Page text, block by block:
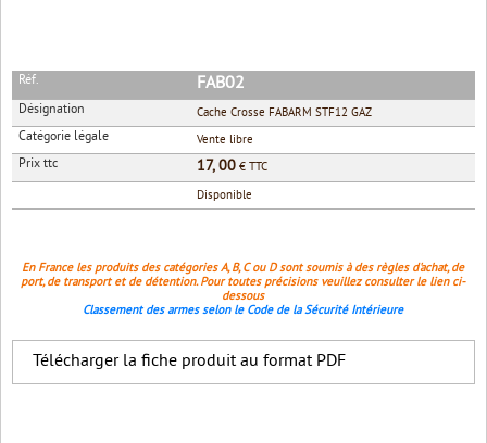
Réf. FAB02
Désignation Cache Crosse FABARM STF12 GAZ
Catégorie légale Vente libre
Prix ttc 17, 00 € TTC
Disponible
En France les produits des catégories A, B, C ou D sont soumis à des règles d'achat, de
port, de transport et de détention. Pour toutes précisions veuillez consulter le lien ci-
dessous
Classement des armes selon le Code de la Sécurité Intérieure
Télécharger la fiche produit au format PDF